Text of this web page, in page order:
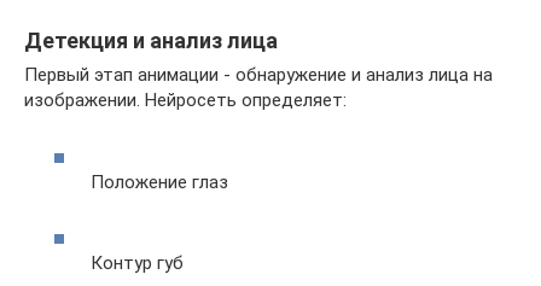
Детекция и анализ лица
Первый этап анимации - обнаружение и анализ лица на
изображении. Нейросеть определяет:
Положение глаз
Контур губ